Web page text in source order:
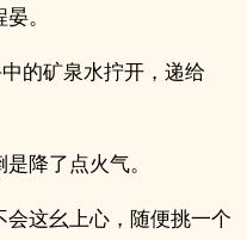
。
的矿泉水拧开，递给
降了点火气。
这幺上心，随便挑一个